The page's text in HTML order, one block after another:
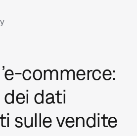
commerce:
dei dati
sulle vendite